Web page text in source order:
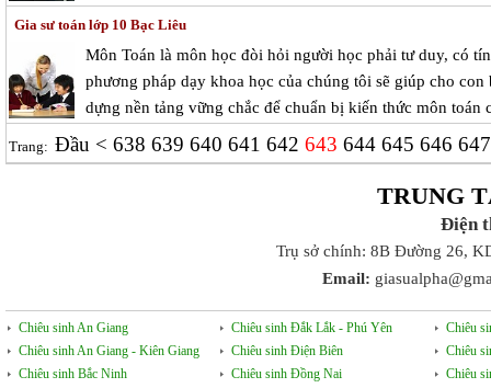
Gia sư toán lớp 10 Bạc Liêu
Môn Toán là môn học đòi hỏi người học phải tư duy, có
phương pháp dạy khoa học của chúng tôi sẽ giúp cho
dựng nền tảng vững chắc để chuẩn bị kiến thức môn toán
Trang: Đầu < 638 639 640 641 642 643 644 645 646
TRUNG
Điện
Trụ sở chính: 8B Đường 26,
Email:
Chiêu sinh An Giang
Chiêu sinh An Giang - Kiên Giang
Chiêu sinh Bắc Ninh
Chiêu sinh Đắk Lắk - Phú Yên
Chiêu sinh Điện Biên
Chiêu sinh Đồng Nai
Chiêu
Chiêu
Chiêu